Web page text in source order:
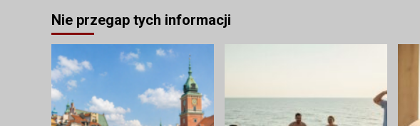
Nie przegap tych informacji